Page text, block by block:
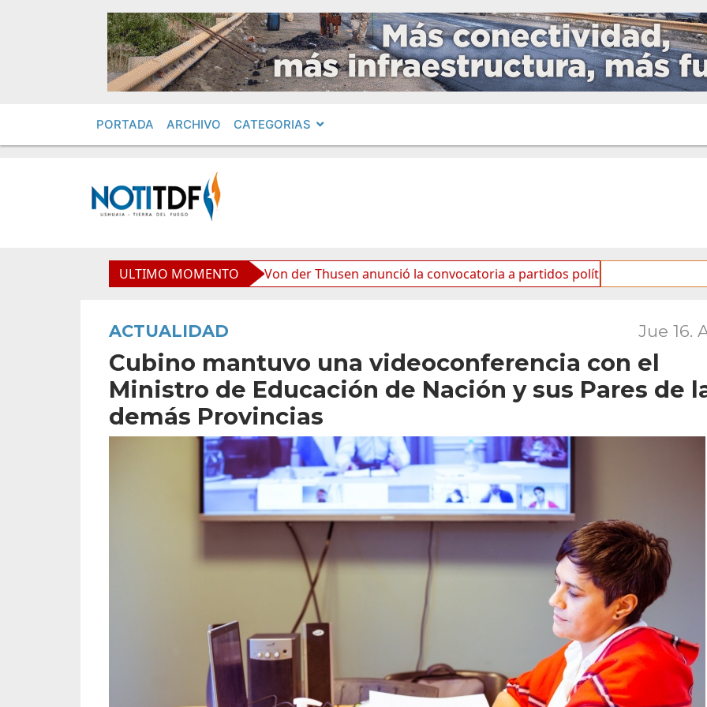
PORTADA ARCHIVO CATEGORIAS
ULTIMO MOMENTO
boliviana”, afirmó Becerra Von der Thusen anunció la convocatoria a partidos políticos por «ficha limpia»
ACTUALIDAD Jue 16.
Cubino mantuvo una videoconferencia con el
Ministro de Educación de Nación y sus Pares de
demás Provincias